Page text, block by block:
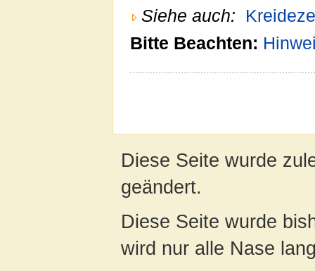
Siehe auch:
Bitte Beachten:
Diese Seite wurde
geändert.
Diese Seite wurde
wird nur alle Nase